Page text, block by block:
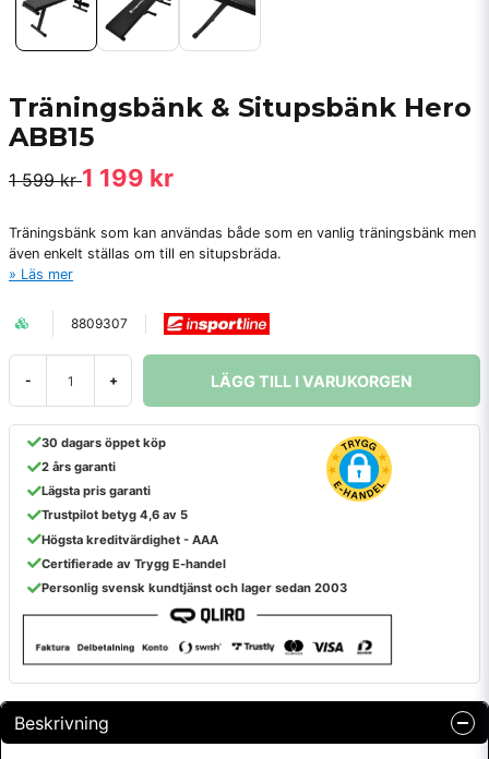
Träningsbänk & Situpsbänk Hero
ABB15
1 599 kr1 199 kr
Träningsbänk som kan användas både som en vanlig träningsbänk men
även enkelt ställas om till en situpsbräda.
Läs mer
8809307
- + LÄGG TILL I VARUKORGEN
30 dagars öppet köp
2 års garanti
Lägsta pris garanti
Trustpilot betyg 4,6 av 5
Högsta kreditvärdighet - AAA
Certifierade av Trygg E-handel
Personlig svensk kundtjänst och lager sedan 2003
Beskrivning